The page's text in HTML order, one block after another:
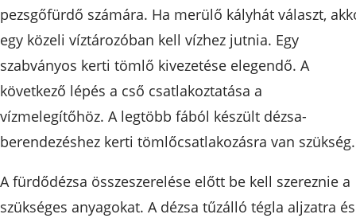
pezsgőfürdő számára. Ha merülő kályhát választ,
egy közeli víztározóban kell vízhez jutnia. Egy
szabványos kerti tömlő kivezetése elegendő. A
következő lépés a cső csatlakoztatása a
vízmelegítőhöz. A legtöbb fából készült dézsa-
berendezéshez kerti tömlőcsatlakozásra van szükség.
A fürdődézsa összeszerelése előtt be kell szereznie a
szükséges anyagokat. A dézsa tűzálló tégla aljzatra és